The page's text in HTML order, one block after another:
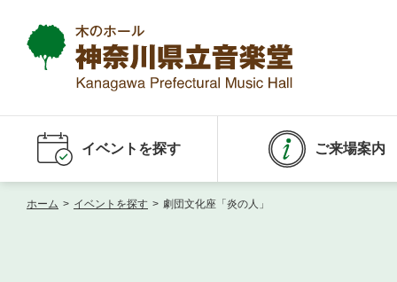
イベントを探す ご来場案内
ホーム > イベントを探す > 劇団文化座「炎の人」